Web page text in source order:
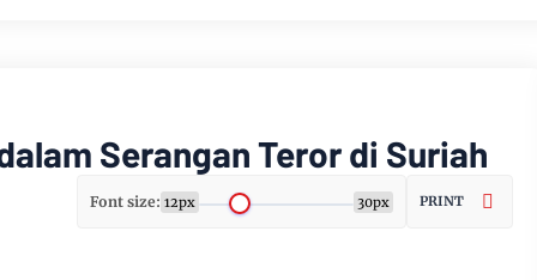
Serangan Teror di Suriah
Font size: 12px 30px PRINT